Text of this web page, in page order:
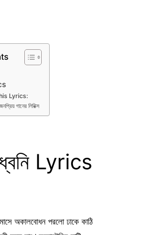
Lyrics:
গানের লিরিক্স
Lyrics
অকালবোধন পরলো ঢাকে কাঠি